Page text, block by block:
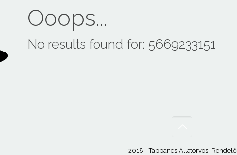
Ooops...
No results found for: 5669233151
2018 - Tappancs Állatorvosi Rendelő